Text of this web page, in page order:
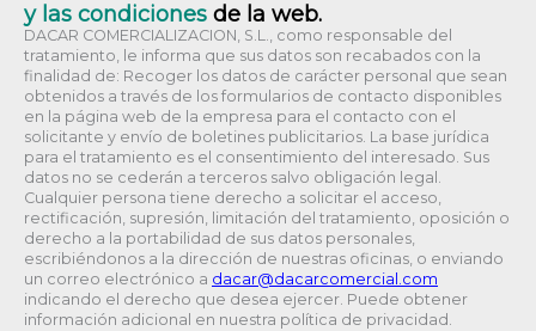
y las condiciones de la web.
DACAR COMERCIALIZACION, S.L., como responsable del
tratamiento, le informa que sus datos son recabados con la
finalidad de: Recoger los datos de carácter personal que sean
obtenidos a través de los formularios de contacto disponibles
en la página web de la empresa para el contacto con el
solicitante y envío de boletines publicitarios. La base jurídica
para el tratamiento es el consentimiento del interesado. Sus
datos no se cederán a terceros salvo obligación legal.
Cualquier persona tiene derecho a solicitar el acceso,
rectificación, supresión, limitación del tratamiento, oposición o
derecho a la portabilidad de sus datos personales,
escribiéndonos a la dirección de nuestras oficinas, o enviando
un correo electrónico a
moc.laicremocracad
@racad
indicando el derecho que desea ejercer. Puede obtener
información adicional en nuestra política de privacidad.